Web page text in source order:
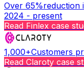
Over 65%reduction
2024 - present
Read Finlex case
1,000+Customers
Read Claroty case